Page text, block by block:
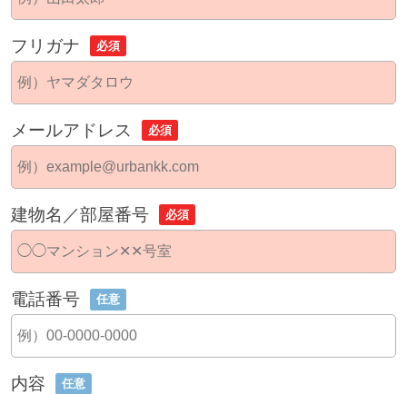
フリガナ 必須
メールアドレス 必須
建物名／部屋番号 必須
電話番号 任意
内容 任意